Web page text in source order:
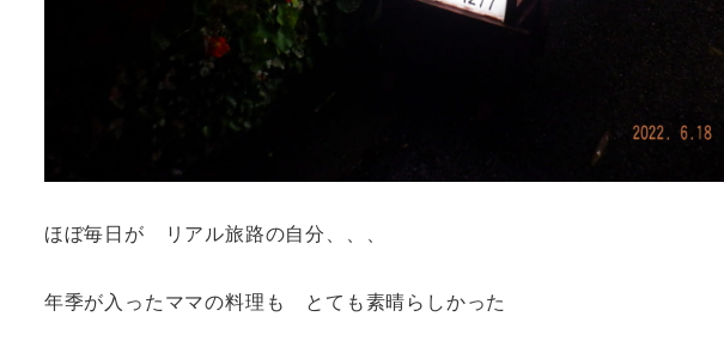
ほぼ毎日が リアル旅路の自分、、、
年季が入ったママの料理も とても素晴らしかった